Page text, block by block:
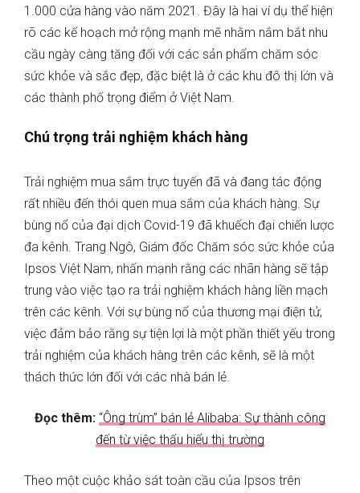
1.000 cửa hàng vào năm 2021. Đây là hai ví dụ thể hiện
rõ các kế hoạch mở rộng mạnh mẽ nhằm nắm bắt nhu
cầu ngày càng tăng đối với các sản phẩm chăm sóc
sức khỏe và sắc đẹp, đặc biệt là ở các khu đô thị lớn và
các thành phố trọng điểm ở Việt Nam.
Chú trọng trải nghiệm khách hàng
Trải nghiệm mua sắm trực tuyến đã và đang tác động
rất nhiều đến thói quen mua sắm của khách hàng. Sự
bùng nổ của đại dịch Covid-19 đã khuếch đại chiến lược
đa kênh. Trang Ngô, Giám đốc Chăm sóc sức khỏe của
Ipsos Việt Nam, nhấn mạnh rằng các nhãn hàng sẽ tập
trung vào việc tạo ra trải nghiệm khách hàng liền mạch
trên các kênh. Với sự bùng nổ của thương mại điện tử,
việc đảm bảo rằng sự tiện lợi là một phần thiết yếu trong
trải nghiệm của khách hàng trên các kênh, sẽ là một
thách thức lớn đối với các nhà bán lẻ.
Đọc thêm: “Ông trùm” bán lẻ Alibaba: Sự thành công
đến từ việc thấu hiểu thị trường
Theo một cuộc khảo sát toàn cầu của Ipsos trên